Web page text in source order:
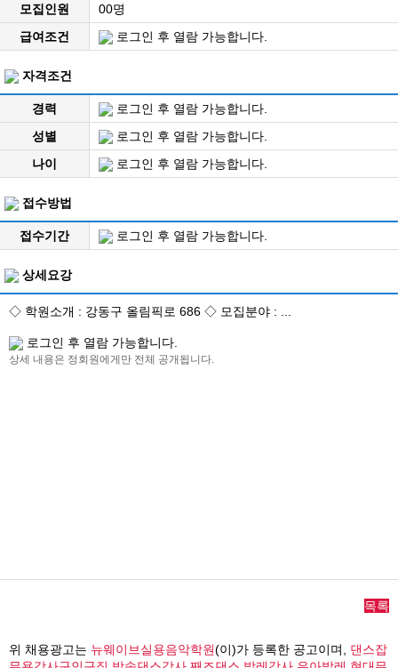
모집인원
00명
급여조건
로그인 후 열람 가능합니다.
자격조건
경력
로그인 후 열람 가능합니다.
성별
로그인 후 열람 가능합니다.
나이
로그인 후 열람 가능합니다.
접수방법
접수기간 로그인 후 열람 가능합니다.
상세요강
◇ 학원소개 : 강동구 올림픽로 686 ◇ 모집분야 : ...
로그인 후 열람 가능합니다.
상세 내용은 정회원에게만 전체 공개됩니다.
목록
위 채용광고는 뉴웨이브실용음악학원(이)가 등록한 공고이며, 댄스잡